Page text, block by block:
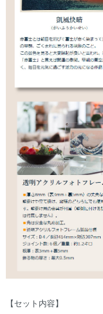
【セット内容】